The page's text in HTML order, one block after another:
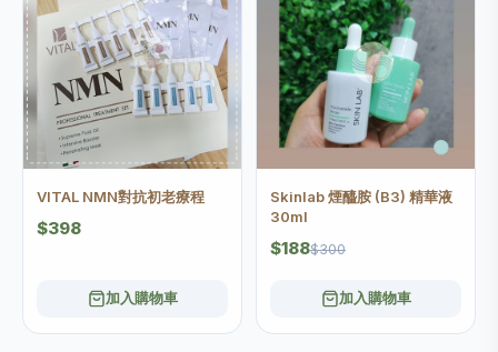
VITAL NMN對抗初老療程
$398
加入購物車
Skinlab 煙醯胺 (B3) 精華液
30ml
$188$300
加入購物車